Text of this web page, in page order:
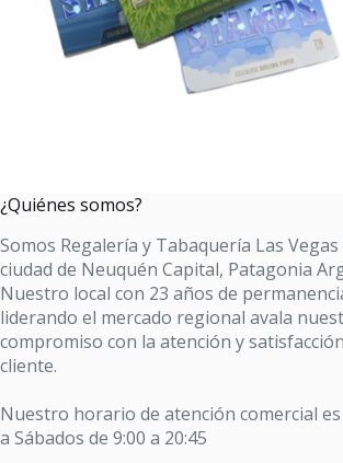
¿Quiénes somos?
Somos Regalería y Tabaquería Las Vegas
ciudad de Neuquén Capital, Patagonia
Nuestro local con 23 años de
liderando el mercado regional avala
compromiso con la atención y
cliente.
Nuestro horario de atención comercial
a Sábados de 9:00 a 20:45